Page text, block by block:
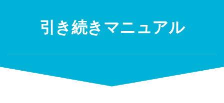
引き続きマニュアル